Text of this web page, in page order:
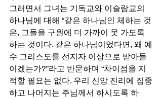
그러면서 그녀는 기독교와 이슬람교의
하나님에 대해 “같은 하나님인 체하는 것
은, 그들을 구원에 더 가까이 못 가도록
하는 것이다. 같은 하나님이었다면, 왜 예
수 그리스도를 선지자 이상으로 받아들
이겠는가?”라고 반문하며 “차이점을 지
적할 필요는 없다. 우리 신앙 진리에 집중
하고 나머지는 주님께서 하시도록 하